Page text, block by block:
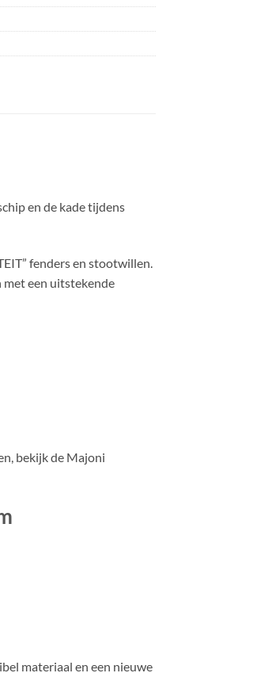
en de kade tijdens
fenders en stootwillen.
een uitstekende
bekijk de Majoni
materiaal en een nieuwe